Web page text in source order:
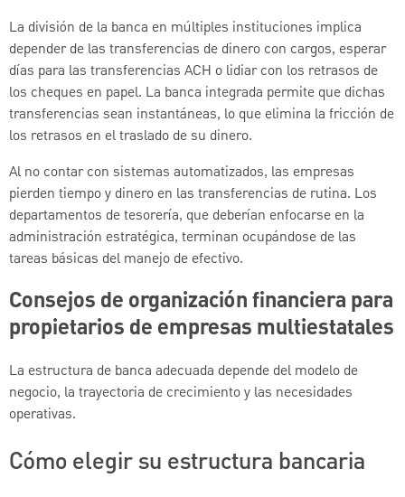
La división de la banca en múltiples instituciones implica
depender de las transferencias de dinero con cargos, esperar
días para las transferencias ACH o lidiar con los retrasos de
los cheques en papel. La banca integrada permite que dichas
transferencias sean instantáneas, lo que elimina la fricción de
los retrasos en el traslado de su dinero.
Al no contar con sistemas automatizados, las empresas
pierden tiempo y dinero en las transferencias de rutina. Los
departamentos de tesorería, que deberían enfocarse en la
administración estratégica, terminan ocupándose de las
tareas básicas del manejo de efectivo.
Consejos de organización financiera para
propietarios de empresas multiestatales
La estructura de banca adecuada depende del modelo de
negocio, la trayectoria de crecimiento y las necesidades
operativas.
Cómo elegir su estructura bancaria